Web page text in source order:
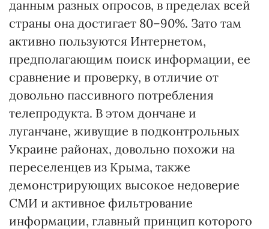
данным разных опросов, в пределах всей
страны она достигает 80–90%. Зато там
активно пользуются Интернетом,
предполагающим поиск информации, ее
сравнение и проверку, в отличие от
довольно пассивного потребления
телепродукта. В этом дончане и
луганчане, живущие в подконтрольных
Украине районах, довольно похожи на
переселенцев из Крыма, также
демонстрирующих высокое недоверие
СМИ и активное фильтрование
информации, главный принцип которого